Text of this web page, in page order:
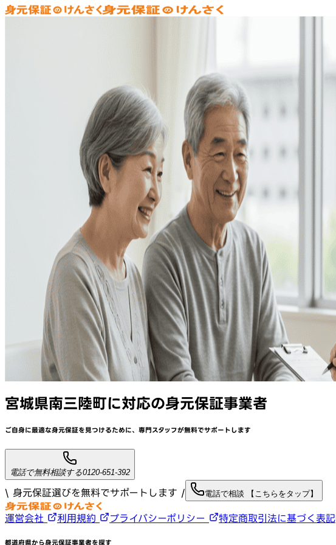
宮城県南三陸町に対応の身元保証事業者
ご自身に最適な身元保証を見つけるために、 専門スタッフが無料でサポートします
電話で無料相談する0120-651-392
\ 身元保証選びを無料でサポートします / 電話で相談 【こちらをタップ】
運営会社 利用規約 プライバシーポリシー 特定商取引法に基づく表記
都道府県から身元保証事業者を探す